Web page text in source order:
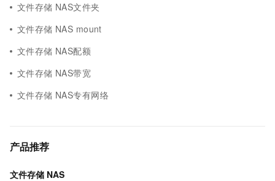
文件存储 NAS文件夹
文件存储 NAS mount
文件存储 NAS配额
文件存储 NAS带宽
文件存储 NAS专有网络
产品推荐
文件存储 NAS